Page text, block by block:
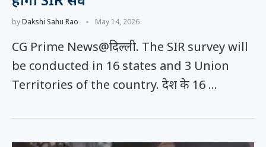
byDakshi Sahu Rao May 14, 2026
CG Prime News@दिल्ली. The SIR survey will
be conducted in 16 states and 3 Union
Territories of the country. देश के 16 …